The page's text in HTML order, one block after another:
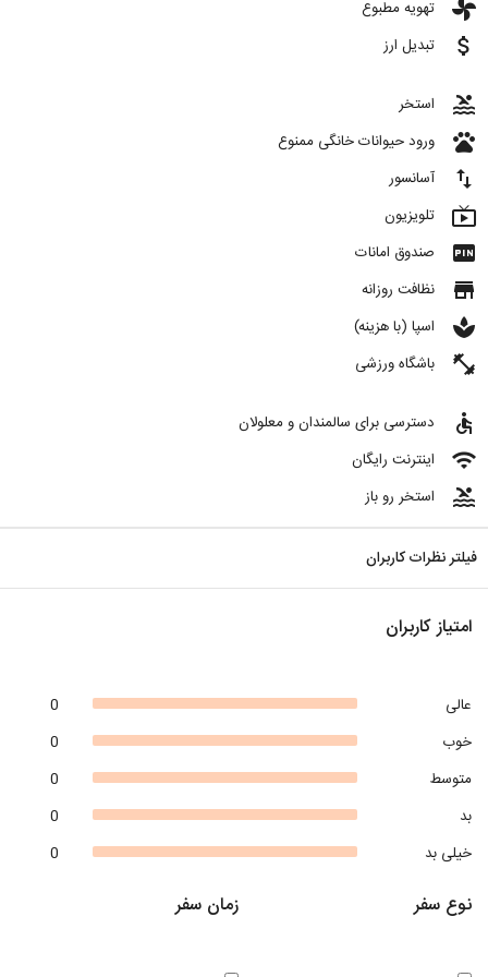
toys تهویه مطبوع
attach_money تبدیل ارز
pool استخر
pets ورود حیوانات خانگی ممنوع
import_export آسانسور
live_tv تلویزیون
fiber_pin صندوق امانات
store نظافت روزانه
spa اسپا (با هزینه)
fitness_center باشگاه ورزشی
accessible دسترسی برای سالمندان و معلولان
wifi اینترنت رایگان
pool استخر رو باز
فیلتر نظرات کاربران
امتیاز کاربران
0
عالی
0
خوب
0
متوسط
0
بد
0
خیلی بد
زمان سفر نوع سفر